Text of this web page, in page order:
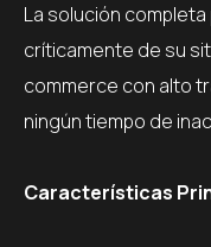
La solución
críticamente de su
commerce con alto
ningún tiempo de
Características